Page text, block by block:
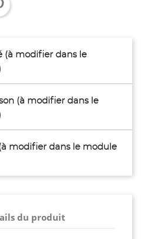
(à modifier dans le
(à modifier dans le
modifier dans le module
du produit